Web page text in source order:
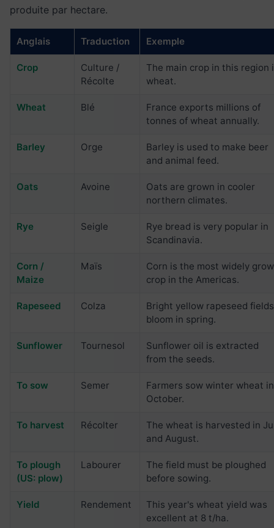
produite par hectare.
Anglais Traduction Exemple
Crop
Culture /
Récolte
The main crop in this region
wheat.
Wheat Blé
France exports millions of
tonnes of wheat annually.
Barley Orge
Barley is used to make beer
and animal feed.
Oats Avoine
Oats are grown in cooler
northern climates.
Rye Seigle
Rye bread is very popular in
Scandinavia.
Corn /
Maize
Maïs
Corn is the most widely
crop in the Americas.
Rapeseed Colza
Bright yellow rapeseed fields
bloom in spring.
Sunflower Tournesol
Sunflower oil is extracted
from the seeds.
To sow Semer
Farmers sow winter wheat in
October.
To harvest Récolter
The wheat is harvested in
and August.
To plough
(US: plow)
Labourer
The field must be ploughed
before sowing.
Yield Rendement
This year's wheat yield was
excellent at 8 t/ha.